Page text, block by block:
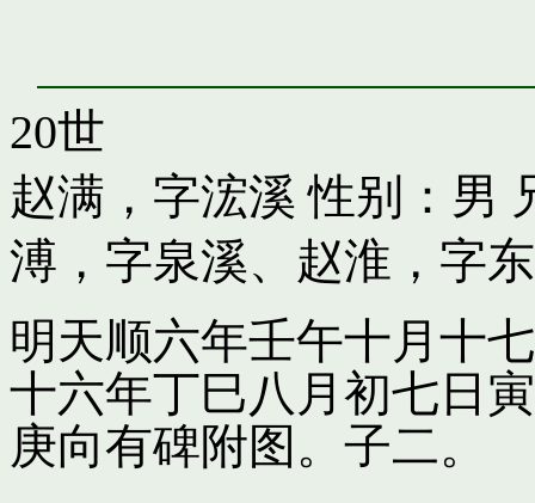
20世
赵满，字浤溪 性别：男
溥，字泉溪、 赵淮，字
明天顺六年壬午十月十
十六年丁巳八月初七日
庚向有碑附图。子二。